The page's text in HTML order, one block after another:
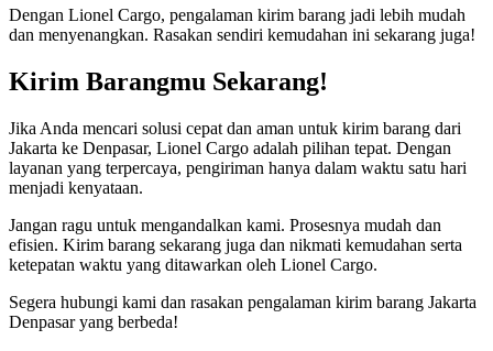
Dengan Lionel Cargo, pengalaman kirim barang jadi lebih mudah
dan menyenangkan. Rasakan sendiri kemudahan ini sekarang juga!
Kirim Barangmu Sekarang!
Jika Anda mencari solusi cepat dan aman untuk kirim barang dari
Jakarta ke Denpasar, Lionel Cargo adalah pilihan tepat. Dengan
layanan yang terpercaya, pengiriman hanya dalam waktu satu hari
menjadi kenyataan.
Jangan ragu untuk mengandalkan kami. Prosesnya mudah dan
efisien. Kirim barang sekarang juga dan nikmati kemudahan serta
ketepatan waktu yang ditawarkan oleh Lionel Cargo.
Segera hubungi kami dan rasakan pengalaman kirim barang Jakarta
Denpasar yang berbeda!